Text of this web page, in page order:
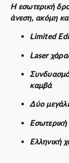
Η εσωτερική
άνεση, ακόμη
Limited
Laser
καμβά
Δύο
Ελληνική